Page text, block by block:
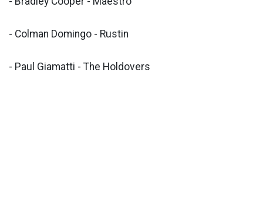
- Colman Domingo - Rustin
- Paul Giamatti - The Holdovers